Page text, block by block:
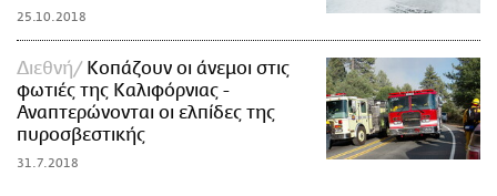
25.10.2018
Διεθνή
Κοπάζουν οι άνεμοι στις
φωτιές της Καλιφόρνιας -
Αναπτερώνονται οι ελπίδες της
πυροσβεστικής
31.7.2018